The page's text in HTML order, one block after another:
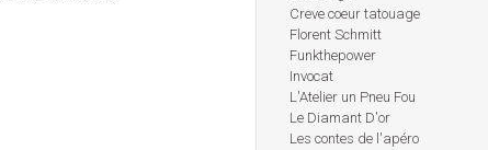
Creve coeur tatouage
Florent Schmitt
Funkthepower
Invocat
L'Atelier un Pneu Fou
Le Diamant D'or
Les contes de l'apéro